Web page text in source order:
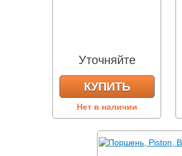
Уточняйте
КУПИТЬ
Нет в наличии